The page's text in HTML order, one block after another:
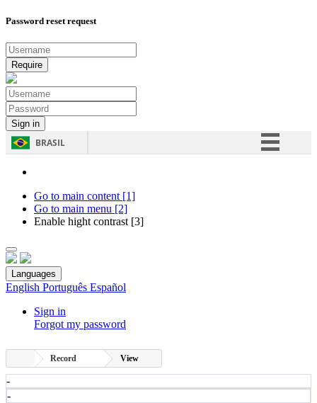
Password reset request
BRASIL
Go to main content [1]
Go to main menu [2]
Enable hight contrast [3]
Languages
English Português Español
Sign in
Forgot my password
Record View
-
-